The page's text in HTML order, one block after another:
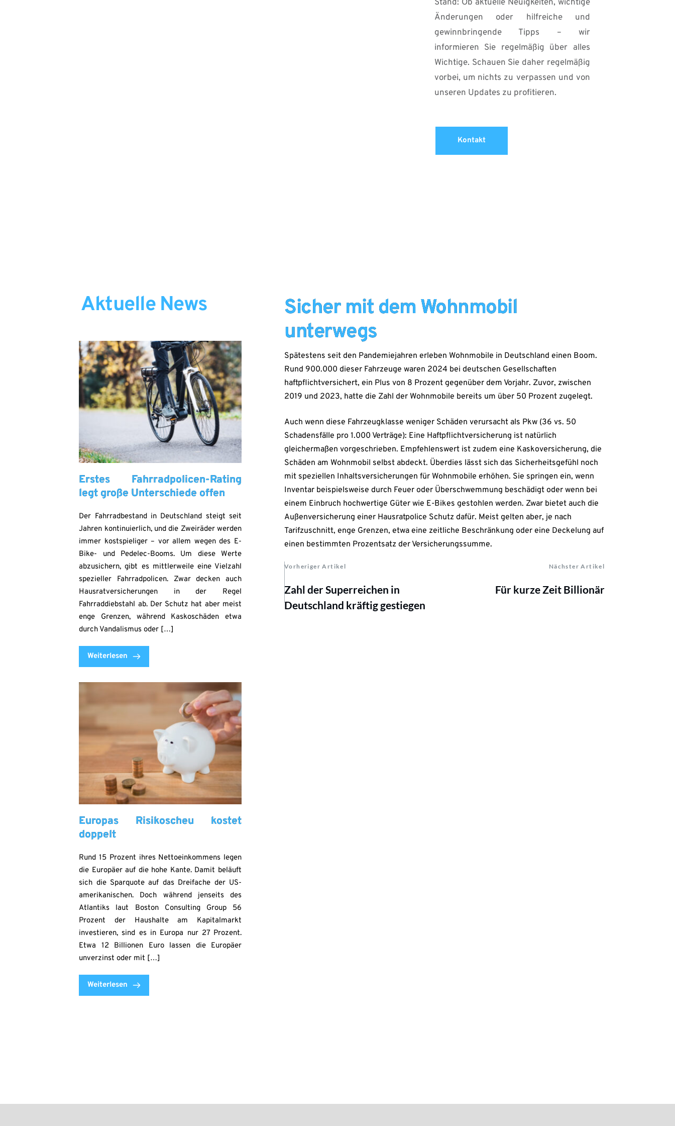
Stand: Ob aktuelle Neuigkeiten, wichtige
Änderungen oder hilfreiche und
gewinnbringende Tipps – wir
informieren Sie regelmäßig über alles
Wichtige. Schauen Sie daher regelmäßig
vorbei, um nichts zu verpassen und von
unseren Updates zu profitieren.
Kontakt
Aktuelle News
Erstes Fahrradpolicen-Rating
legt große Unterschiede offen
Der Fahrradbestand in Deutschland steigt seit
Jahren kontinuierlich, und die Zweiräder werden
immer kostspieliger – vor allem wegen des E-
Bike- und Pedelec-Booms. Um diese Werte
abzusichern, gibt es mittlerweile eine Vielzahl
spezieller Fahrradpolicen. Zwar decken auch
Hausratversicherungen in der Regel
Fahrraddiebstahl ab. Der Schutz hat aber meist
enge Grenzen, während Kaskoschäden etwa
durch Vandalismus oder […]
Weiterlesen
Europas Risikoscheu kostet
doppelt
Rund 15 Prozent ihres Nettoeinkommens legen
die Europäer auf die hohe Kante. Damit beläuft
sich die Sparquote auf das Dreifache der US-
amerikanischen. Doch während jenseits des
Atlantiks laut Boston Consulting Group 56
Prozent der Haushalte am Kapitalmarkt
investieren, sind es in Europa nur 27 Prozent.
Etwa 12 Billionen Euro lassen die Europäer
unverzinst oder mit […]
Weiterlesen
Sicher mit dem Wohnmobil
unterwegs
Spätestens seit den Pandemiejahren erleben Wohnmobile in Deutschland einen Boom.
Rund 900.000 dieser Fahrzeuge waren 2024 bei deutschen Gesellschaften
haftpflichtversichert, ein Plus von 8 Prozent gegenüber dem Vorjahr. Zuvor, zwischen
2019 und 2023, hatte die Zahl der Wohnmobile bereits um über 50 Prozent zugelegt.
Auch wenn diese Fahrzeugklasse weniger Schäden verursacht als Pkw (36 vs. 50
Schadensfälle pro 1.000 Verträge): Eine Haftpflichtversicherung ist natürlich
gleichermaßen vorgeschrieben. Empfehlenswert ist zudem eine Kaskoversicherung, die
Schäden am Wohnmobil selbst abdeckt. Überdies lässt sich das Sicherheitsgefühl noch
mit speziellen Inhaltsversicherungen für Wohnmobile erhöhen. Sie springen ein, wenn
Inventar beispielsweise durch Feuer oder Überschwemmung beschädigt oder wenn bei
einem Einbruch hochwertige Güter wie E-Bikes gestohlen werden. Zwar bietet auch die
Außenversicherung einer Hausratpolice Schutz dafür. Meist gelten aber, je nach
Tarifzuschnitt, enge Grenzen, etwa eine zeitliche Beschränkung oder eine Deckelung auf
einen bestimmten Prozentsatz der Versicherungssumme.
Vorheriger Artikel Nächster Artikel
Zahl der Superreichen in
Deutschland kräftig gestiegen
Für kurze Zeit Billionär